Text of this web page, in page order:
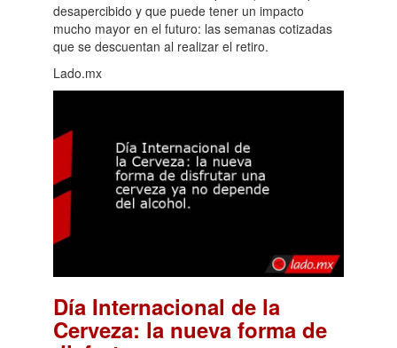
desapercibido y que puede tener un impacto
mucho mayor en el futuro: las semanas cotizadas
que se descuentan al realizar el retiro.
Lado.mx
Día Internacional de la
Cerveza: la nueva forma de